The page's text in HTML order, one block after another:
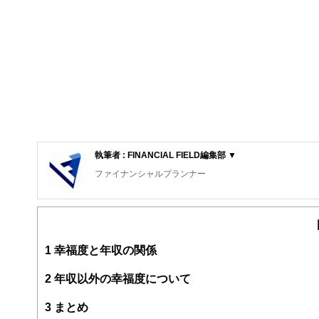
執筆者 : FINANCIAL FIELD編集部 ▼
ファイナンシャルプランナー
FinancialField編集部は、金融、経済に関する記事を、日
案から記事掲載まですべての工程に関わることで、読者目
FinancialFieldの特徴は、ファイナンシャルプランナー、
ー、公認会計士、社会保険労務士、行政書士、投資アナ
1 幸福度と年収の関係
2 年収以外の幸福度について
3 まとめ